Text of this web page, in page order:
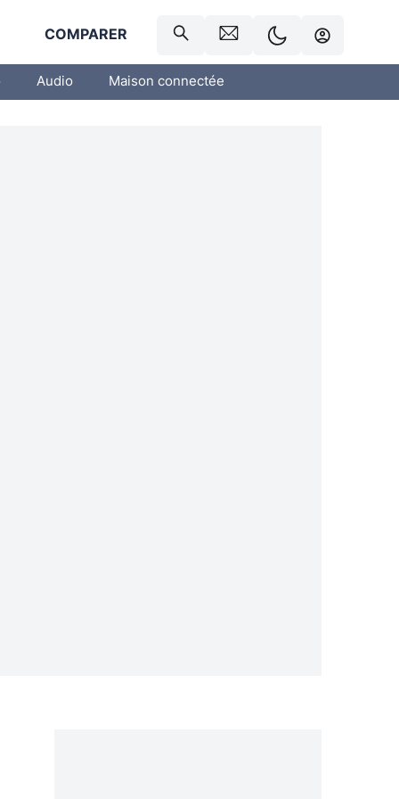
COMPARER
Audio Maison connectée